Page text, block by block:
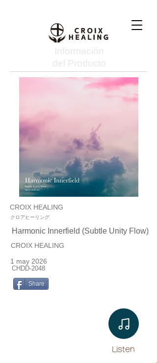
Información
del Producto
CROIX HEALING
クロアヒーリング
Harmonic Innerfield (Subtle Unity Flow)
CROIX HEALING
1 may 2026
CHDD-2048
Share
Listen​